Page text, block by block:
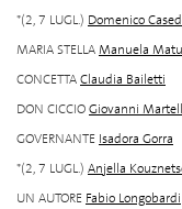
*(2, 7 LUGL.) Domenico
MARIA STELLAManuela
CONCETTAClaudia Bailetti
DON CICCIOGiovanni
GOVERNANTE Isadora Gorra
*(2, 7 LUGL.) Anjella
UN AUTORE Fabio Longobardi